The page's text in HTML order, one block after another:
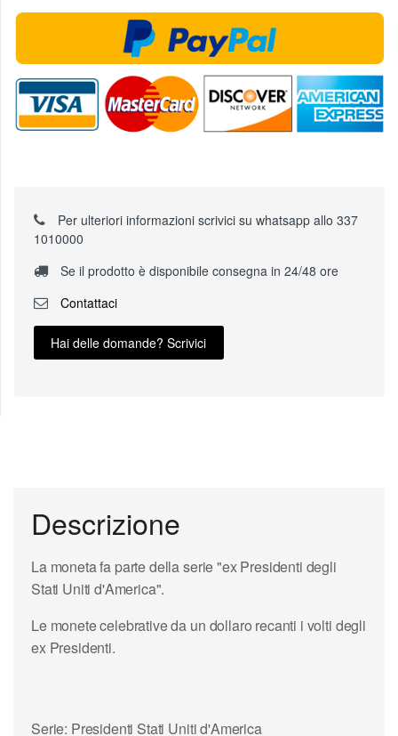
Per ulteriori informazioni scrivici su whatsapp allo 337
1010000
Se il prodotto è disponibile consegna in 24/48 ore
Contattaci
Hai delle domande? Scrivici
Descrizione
La moneta fa parte della serie "ex Presidenti degli
Stati Uniti d'America".
Le monete celebrative da un dollaro recanti i volti degli
ex Presidenti.
Serie: Presidenti Stati Uniti d'America